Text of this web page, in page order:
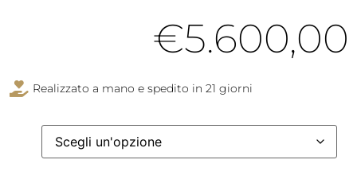
richiamando le sfumature misteriose e poetiche
dei fiori più rari, mentre i diamanti
Indossare il FAIRY REGINA AMARANTO è un
parla di eleganza senza tempo e stile
inconfondibile. Questo gioiello non è solo un
€5.600,00
Realizzato a mano e spedito in 21 giorni